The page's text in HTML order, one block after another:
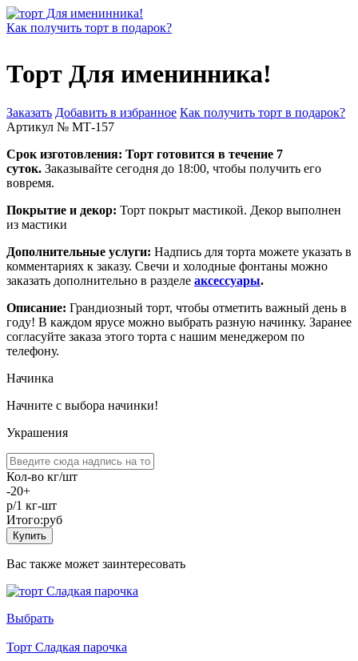
Как получить торт в подарок?
Торт Для именинника!
Заказать Добавить в избранное Как получить торт в подарок?
Артикул № МТ-157
Срок изготовления: Торт готовится в течение 7
суток. Заказывайте сегодня до 18:00, чтобы получить его
вовремя.
Покрытие и декор: Торт покрыт мастикой. Декор выполнен
из мастики
Дополнительные услуги: Надпись для торта можете указать в
комментариях к заказу. Свечи и холодные фонтаны можно
заказать дополнительно в разделе аксессуары.
Описание: Грандиозный торт, чтобы отметить важный день в
году! В каждом ярусе можно выбрать разную начинку. Заранее
согласуйте заказа этого торта с нашим менеджером по
телефону.
Начинка
Начните с выбора начинки!
Украшения
Кол-во кг/шт
-20+
р/1 кг-шт
Итого:руб
Купить
Вас также может заинтересовать
Выбрать
Торт Сладкая парочка